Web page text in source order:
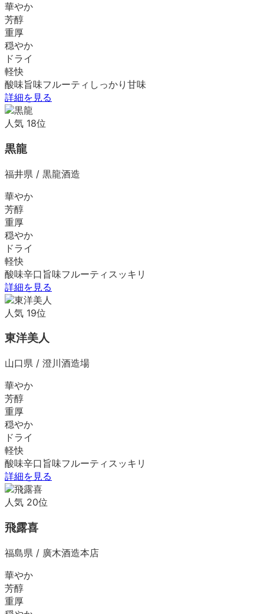
華やか
芳醇
重厚
穏やか
ドライ
軽快
酸味旨味フルーティ しっかり 甘味
詳細を見る
人気 18位
黒龍
福井県 / 黒龍酒造
華やか
芳醇
重厚
穏やか
ドライ
軽快
酸味辛口 旨味フルーティ スッキリ
詳細を見る
人気 19位
東洋美人
山口県 / 澄川酒造場
華やか
芳醇
重厚
穏やか
ドライ
軽快
酸味辛口 旨味フルーティ スッキリ
詳細を見る
人気 20位
飛露喜
福島県 / 廣木酒造本店
華やか
芳醇
重厚